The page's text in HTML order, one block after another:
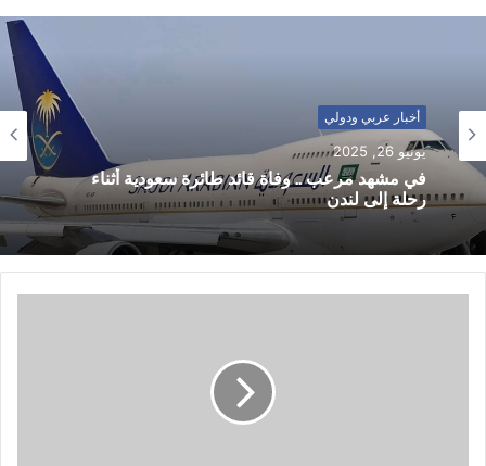
أخبار عربي ودولي
يونيو 26, 2025
في مشهد مرعب .. وفاة قائد طائرة سعودية أثناء
رحلة إلى لندن